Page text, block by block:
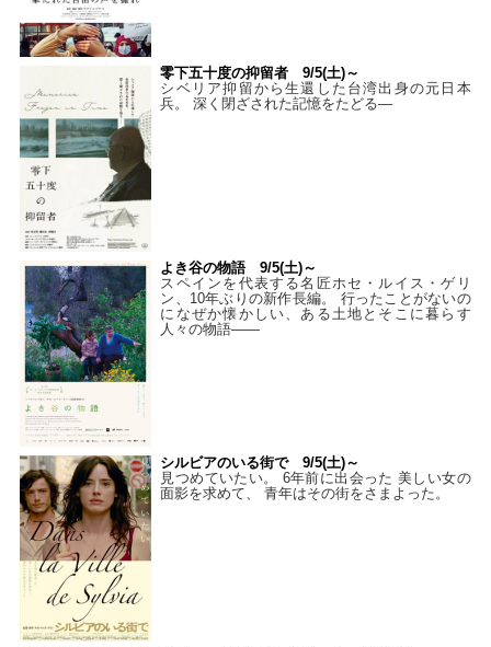
零下五十度の抑留者 9/5(土)～
シベリア抑留から生還した台湾出身の元日本
兵。 深く閉ざされた記憶をたどる—
よき谷の物語 9/5(土)～
スペインを代表する名匠ホセ・ルイス・ゲリ
ン、10年ぶりの新作長編。 行ったことがないの
になぜか懐かしい、ある土地とそこに暮らす
人々の物語――
シルビアのいる街で 9/5(土)～
見つめていたい。 6年前に出会った 美しい女の
面影を求めて、 青年はその街をさまよった。